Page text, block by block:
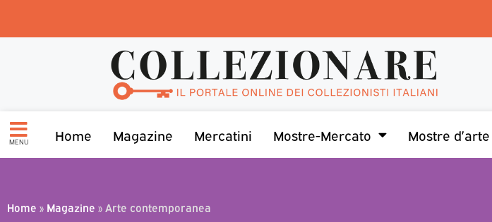
MENU Home Magazine Mercatini Mostre-Mercato Mostre d’arte
Home » Magazine » Arte contemporanea